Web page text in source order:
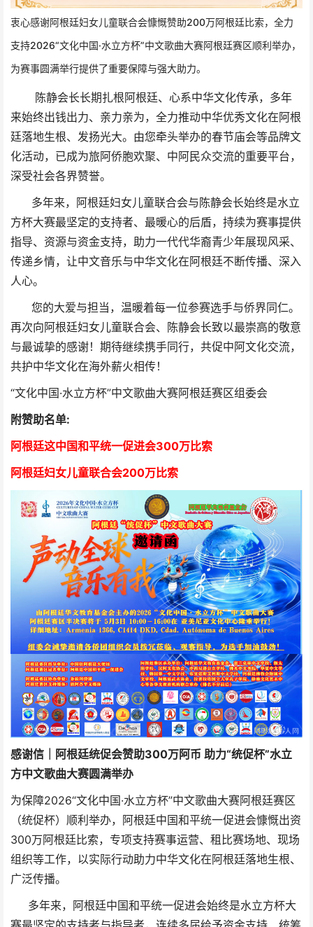
衷心感谢阿根廷妇女儿童联合会慷慨赞助200万阿根廷比索，全力
支持2026“文化中国·水立方杯”中文歌曲大赛阿根廷赛区顺利举办，
为赛事圆满举行提供了重要保障与强大助力。
陈静会长长期扎根阿根廷、心系中华文化传承，多年
来始终出钱出力、亲力亲为，全力推动中华优秀文化在阿根
廷落地生根、发扬光大。由您牵头举办的春节庙会等品牌文
化活动，已成为旅阿侨胞欢聚、中阿民众交流的重要平台，
深受社会各界赞誉。
多年来，阿根廷妇女儿童联合会与陈静会长始终是水立
方杯大赛最坚定的支持者、最暖心的后盾，持续为赛事提供
指导、资源与资金支持，助力一代代华裔青少年展现风采、
传递乡情，让中文音乐与中华文化在阿根廷不断传播、深入
人心。
您的大爱与担当，温暖着每一位参赛选手与侨界同仁。
再次向阿根廷妇女儿童联合会、陈静会长致以最崇高的敬意
与最诚挚的感谢！期待继续携手同行，共促中阿文化交流，
共护中华文化在海外薪火相传！
“文化中国·水立方杯”中文歌曲大赛阿根廷赛区组委会
附赞助名单:
阿根廷这中国和平统一促进会300万比索
阿根廷妇女儿童联合会200万比索
感谢信｜阿根廷统促会赞助300万阿币 助力“统促杯”水立
方中文歌曲大赛圆满举办
为保障2026“文化中国·水立方杯”中文歌曲大赛阿根廷赛区
（统促杯）顺利举办，阿根廷中国和平统一促进会慷慨出资
300万阿根廷比索，专项支持赛事运营、租比赛场地、现场
组织等工作，以实际行动助力中华文化在阿根廷落地生根、
广泛传播。
多年来，阿根廷中国和平统一促进会始终是水立方杯大